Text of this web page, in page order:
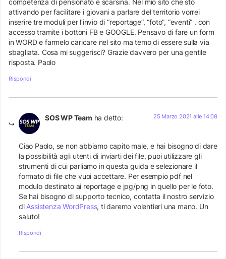
competenza di pensionato è scarsina. Nel mio sito che sto
attivando per facilitare i giovani a parlare del territorio vorrei
inserire tre moduli per l’invio di “reportage”, “foto”, “eventi” . con
accesso tramite i bottoni FB e GOOGLE. Pensavo di fare un form
in WORD e farmelo caricare nel sito ma temo di essere sulla via
sbagliata. Cosa mi suggerisci? Grazie davvero per una gentile
risposta. Paolo
Rispondi
SOS WP Team ha detto: 25 Marzo 2021 alle 14:08
Ciao Paolo, se non abbiamo capito male, e hai bisogno di dare
la possibilità agli utenti di inviarti dei file, puoi utilizzare gli
strumenti di cui parliamo in questa guida e selezionare il
formato di file che vuoi accettare. Per esempio pdf nel
modulo destinato ai reportage e jpg/png in quello per le foto.
Se hai bisogno di supporto tecnico, contatta il nostro servizio
di Assistenza WordPress, ti daremo volentieri una mano. Un
saluto!
Rispondi